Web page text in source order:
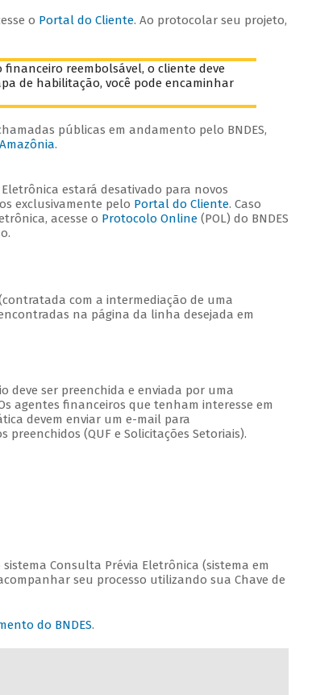
o Portal do Cliente. Ao protocolar seu projeto,
reembolsável, o cliente deve
de habilitação, você pode encaminhar
públicas em andamento pelo BNDES,
.
estará desativado para novos
exclusivamente pelo Portal do Cliente. Caso
acesse o Protocolo Online(POL) do BNDES
com a intermediação de uma
na página da linha desejada em
deve ser preenchida e enviada por uma
agentes financeiros que tenham interesse em
devem enviar um e-mail para
(QUF e Solicitações Setoriais).
Consulta Prévia Eletrônica (sistema em
seu processo utilizando sua Chave de
do BNDES.